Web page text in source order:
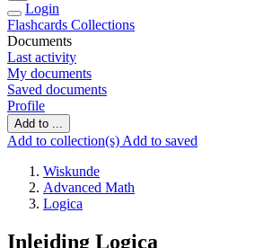
Login
Flashcards Collections
Documents
Last activity
My documents
Saved documents
Profile
Add to ...
Add to collection(s) Add to saved
Wiskunde
Advanced Math
Logica
Inleiding Logica